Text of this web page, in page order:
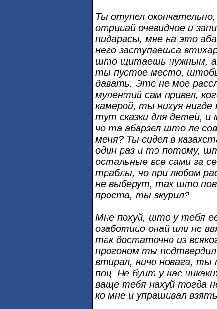
Ты отупел
отрицай очевидное и
пидарасы, мне на это
него заступаешса
што щитаешь нужным, а
ты пустое место,
давать. Это не мое
мулентий сам привел,
камерой, ты нихуя нигде
тут сказки для детей,
чо та абарзел што ле
меня? Ты сидел в
один раз и то потому,
остальные все сами за
траблы, но при любом
не выберут, так што
проста, ты вкурил?
Мне похуй, што у тебя
озаботицо онай или не
так достаточно из
прогоном ты
втирал, ничо новага, ты
поц. Не буит у нас
ваще тебя нахуй тогда
ко мне и упрашивал